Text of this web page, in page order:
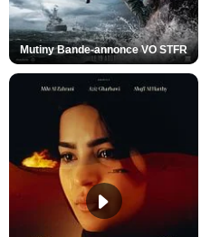
Mutiny Bande-annonce VO STFR